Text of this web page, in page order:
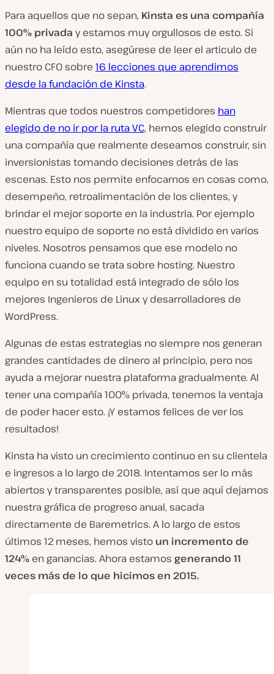
Para aquellos que no sepan, Kinsta es una compañía
100% privada y estamos muy orgullosos de esto. Si
aún no ha leído esto, asegúrese de leer el articulo de
nuestro CFO sobre 16 lecciones que aprendimos
desde la fundación de Kinsta.
Mientras que todos nuestros competidores han
elegido de no ir por la ruta VC, hemos elegido construir
una compañía que realmente deseamos construir, sin
inversionistas tomando decisiones detrás de las
escenas. Esto nos permite enfocarnos en cosas como,
desempeño, retroalimentación de los clientes, y
brindar el mejor soporte en la industria. Por ejemplo
nuestro equipo de soporte no está dividido en varios
niveles. Nosotros pensamos que ese modelo no
funciona cuando se trata sobre hosting. Nuestro
equipo en su totalidad está integrado de sólo los
mejores Ingenieros de Linux y desarrolladores de
WordPress.
Algunas de estas estrategias no siempre nos generan
grandes cantidades de dinero al principio, pero nos
ayuda a mejorar nuestra plataforma gradualmente. Al
tener una compañía 100% privada, tenemos la ventaja
de poder hacer esto. ¡Y estamos felices de ver los
resultados!
Kinsta ha visto un crecimiento continuo en su clientela
e ingresos a lo largo de 2018. Intentamos ser lo más
abiertos y transparentes posible, así que aquí dejamos
nuestra gráfica de progreso anual, sacada
directamente de Baremetrics. A lo largo de estos
últimos 12 meses, hemos visto un incremento de
124% en ganancias. Ahora estamos generando 11
veces más de lo que hicimos en 2015.